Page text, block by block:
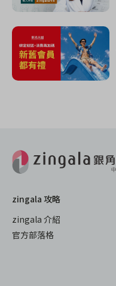
zingala 攻略
zingala 介紹
官方部落格